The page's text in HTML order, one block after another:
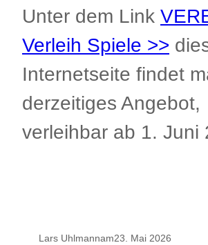
Unter dem Link
Verleih Spiele >>
Internetseite findet
derzeitiges Angebot,
verleihbar ab 1. Juni
Lars Uhlmannam23. Mai 2026